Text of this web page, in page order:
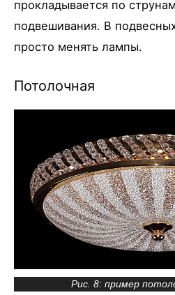
прокладывается по
подвешивания. В
просто менять лампы.
Потолочная
Рис. 8: пример